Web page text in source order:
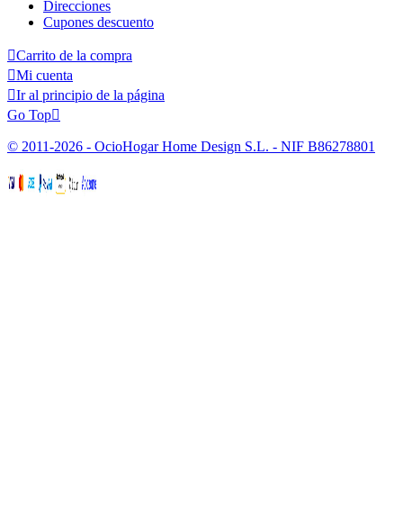
Direcciones
Cupones descuento
Carrito de la compra
Mi cuenta
Ir al principio de la página
Go Top
© 2011-2026 - OcioHogar Home Design S.L. - NIF B86278801